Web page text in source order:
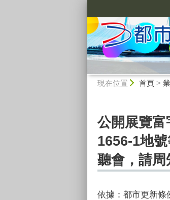
現在位置 首頁>
公開展覽
1656-1地
聽會，請周
依據： 都市更新條